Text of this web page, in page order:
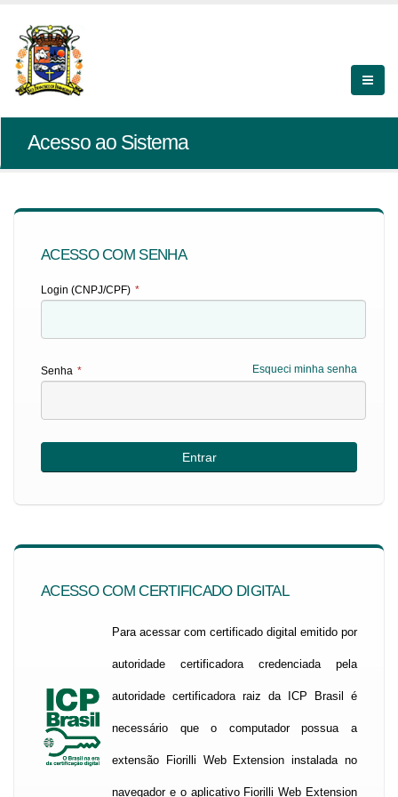
Acesso ao Sistema
ACESSO COM SENHA
Login (CNPJ/CPF) *
Esqueci minha senha
Senha *
ACESSO COM CERTIFICADO DIGITAL
Para acessar com certificado digital emitido por
autoridade certificadora credenciada pela
autoridade certificadora raiz da ICP Brasil é
necessário que o computador possua a
extensão Fiorilli Web Extension instalada no
navegador e o aplicativo Fiorilli Web Extension